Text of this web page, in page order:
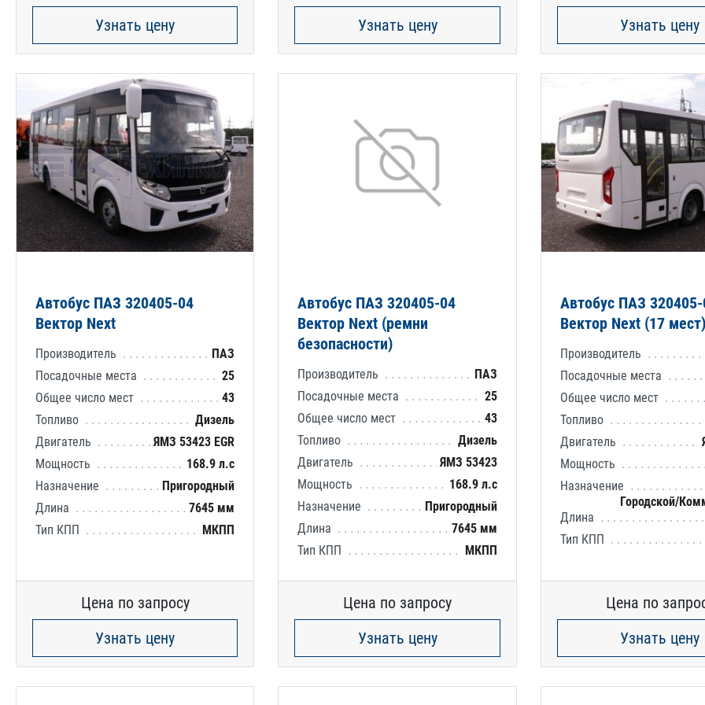
Узнать цену Узнать цену Узнать цену
Автобус ПАЗ 320405-04
Вектор Next
Производитель
ПАЗ
Посадочные места
25
Общее число мест
43
Топливо
Дизель
Двигатель
ЯМЗ 53423 EGR
Мощность
168.9 л.с
Назначение
Пригородный
Длина
7645 мм
Тип КПП
МКПП
Цена по запросу
Узнать цену
Автобус ПАЗ 320405-04
Вектор Next (ремни
безопасности)
Производитель
ПАЗ
Посадочные места
25
Общее число мест
43
Топливо
Дизель
Двигатель
ЯМЗ 53423
Мощность
168.9 л.с
Назначение
Пригородный
Длина
7645 мм
Тип КПП
МКПП
Цена по запросу
Узнать цену
Автобус ПАЗ
Вектор Next (17 мест)
Производитель
Посадочные места
Общее число мест
Топливо
Двигатель
Мощность
Назначение
Городской/
Длина
Тип КПП
Цена по
Узнать цену